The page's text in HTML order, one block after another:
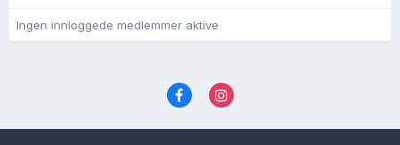
Ingen innloggede medlemmer aktive